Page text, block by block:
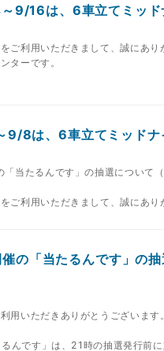
9/16は、6車立てミッ
ご利用いただきまして、誠にあり
ターです。
9/8は、6車立てミッドナ
当たるんです」の抽選について
ご利用いただきまして、誠にあり
催の「当たるんです」の
用いただきありがとうございます。
んです」は、21時の抽選発行前に